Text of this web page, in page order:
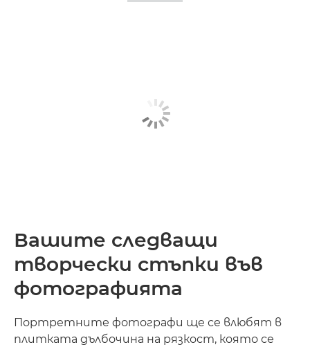
Вашите следващи
творчески стъпки във
фотографията
Портретните фотографи ще се влюбят в
плитката дълбочина на рязкост, която се